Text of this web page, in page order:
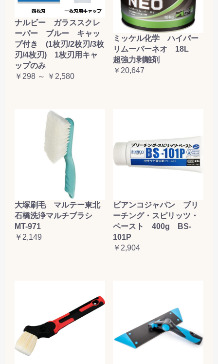
ナルビー ガラススクレ
ーパー ブルー キャッ
プ付き (1枚刃/2枚刃/3枚
刃/4枚刃) 1枚刃用キャ
ップのみ
￥298 ～ ￥2,580
ミッケル化学 ハイパー
リムーバーネオ 18L
超強力剥離剤
￥20,647
大塚刷毛 マルテー東北
石橋洗浄マルチブラシ
MT-971
￥2,149
ビアンコジャパン ブリ
ーチング・スピリッツ・
ペースト 400g BS-
101P
￥2,904